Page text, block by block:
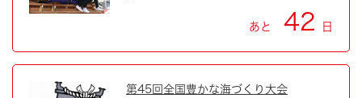
あと 42 日
第45回全国豊かな海づくり大会